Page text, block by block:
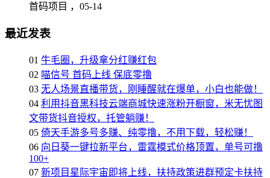
首码项目 ， 05-14
最近发表
01 牛毛圈，升级拿分红赚红包
02 喵信号 首码上线 保底零撸
03 无人场景直播带货，刚睡醒就在爆单，小白也能做！
04 利用抖音黑科技云端商城快速涨粉开橱窗，米无忧图
文带货抖音授权，托管躺赚！
05 倚天手游多号多赚、纯零撸，不用下载，轻松赚！
06 向日葵一键拉新平台，雷霆模式价格顶置，单号可撸
100+
07 新项目星际宇宙即将上线，扶持政策进群预定卡扶持